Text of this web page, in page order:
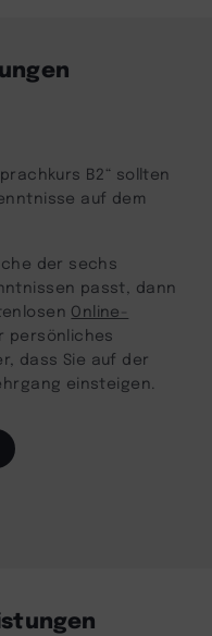
B2“ sollten
auf dem
der sechs
passt, dann
Online-
persönliches
dass Sie auf der
einsteigen.